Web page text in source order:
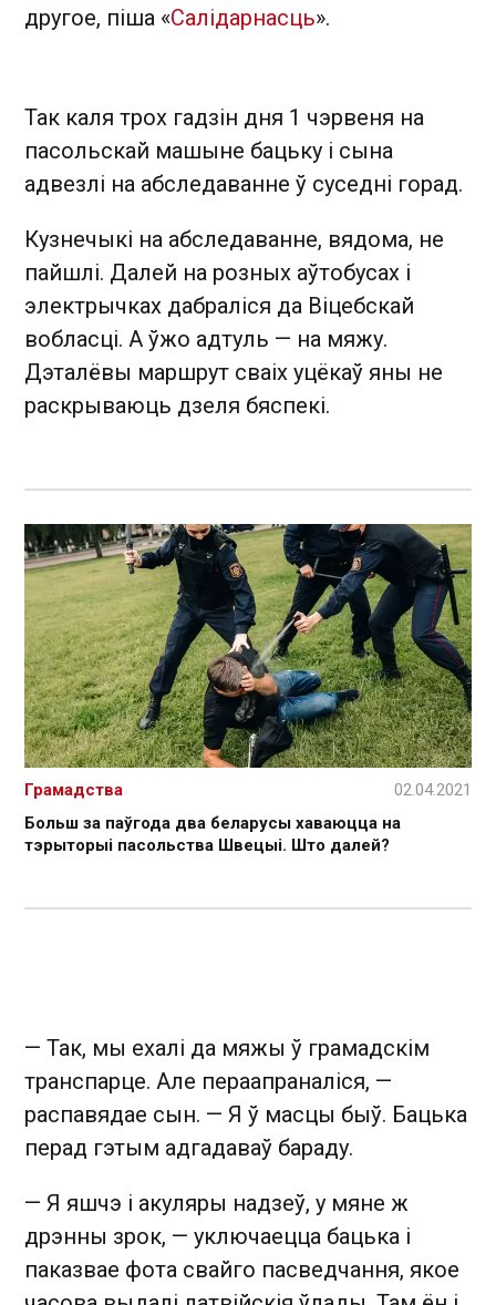
другое, піша «Салідарнасць».
Так каля трох гадзін дня 1 чэрвеня на
пасольскай машыне бацьку і сына
адвезлі на абследаванне ў суседні горад.
Кузнечыкі на абследаванне, вядома, не
пайшлі. Далей на розных аўтобусах і
электрычках дабраліся да Віцебскай
вобласці. А ўжо адтуль — на мяжу.
Дэталёвы маршрут сваіх уцёкаў яны не
раскрываюць дзеля бяспекі.
Больш за паўгода два беларусы хаваюцца на
тэрыторыі пасольства Швецыі. Што далей?
Грамадства 02.04.2021
— Так, мы ехалі да мяжы ў грамадскім
транспарце. Але пераапраналіся, —
распавядае сын. — Я ў масцы быў. Бацька
перад гэтым адгадаваў бараду.
— Я яшчэ і акуляры надзеў, у мяне ж
дрэнны зрок, — уключаецца бацька і
паказвае фота свайго пасведчання, якое